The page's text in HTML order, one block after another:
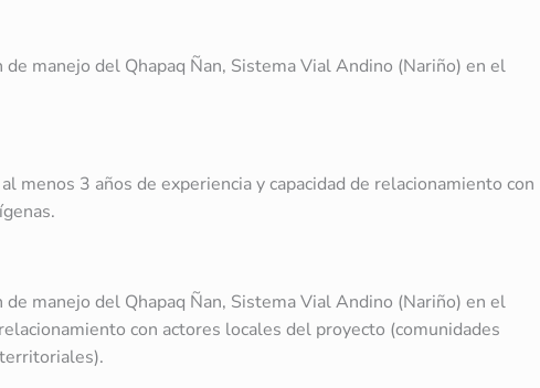
manejo del Qhapaq Ñan, Sistema Vial Andino (Nariño) en el
menos 3 años de experiencia y capacidad de relacionamiento con
manejo del Qhapaq Ñan, Sistema Vial Andino (Nariño) en el
con actores locales del proyecto (comunidades